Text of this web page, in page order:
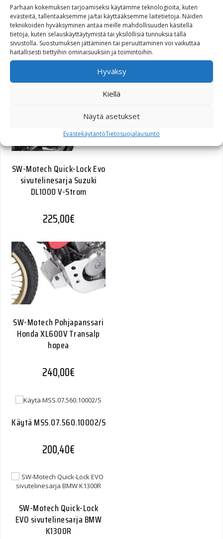
Parhaan kokemuksen tarjoamiseksi käytämme teknologioita, kuten
evästeitä, tallentaaksemme ja/tai käyttääksemme laitetietoja. Näiden
tekniikoiden hyväksyminen antaa meille mahdollisuuden käsitellä
tietoja, kuten selauskäyttäytymistä tai yksilöllisiä tunnuksia tällä
sivustolla. Suostumuksen jättäminen tai peruuttaminen voi vaikuttaa
haitallisesti tiettyihin ominaisuuksiin ja toimintoihin.
Hyväksy
Kiellä
Näytä asetukset
EvästekäytäntöTietosuojalausunto
Endurojalkatappisarja
55,00€
SW-Motech Quick-Lock Evo
sivutelinesarja Suzuki
DL1000 V-Strom
225,00€
SW-Motech Pohjapanssari
Honda XL600V Transalp
hopea
240,00€
Käytä MSS.07.560.10002/S
200,40€
SW-Motech Quick-Lock
EVO sivutelinesarja BMW
K1300R